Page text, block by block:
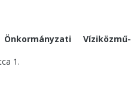
Víziközmű-
1.